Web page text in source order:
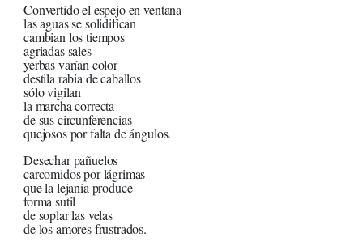
Convertido el espejo en ventana
las aguas se solidifican
cambian los tiempos
agriadas sales
yerbas varían color
destila rabia de caballos
sólo vigilan
la marcha correcta
de sus circunferencias
quejosos por falta de ángulos.
Desechar pañuelos
carcomidos por lágrimas
que la lejanía produce
forma sutil
de soplar las velas
de los amores frustrados.